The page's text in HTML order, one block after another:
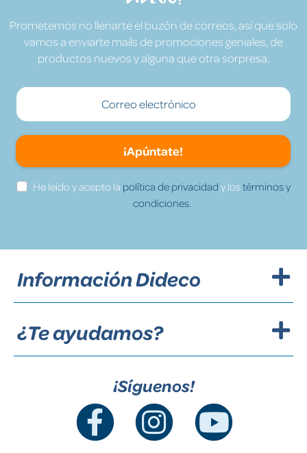
Prometemos no llenarte el buzón de correos, así que solo
vamos a enviarte mails de promociones geniales, de
productos nuevos y alguna que otra sorpresa.
¡Apúntate!
He leído y acepto la política de privacidad y lostérminos y
condiciones.
Información Dideco
¿Te ayudamos?
¡Síguenos!